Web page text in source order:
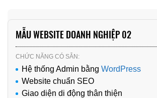
MẪU WEBSITE DOANH NGHIỆP 02
CHỨC NĂNG CÓ SẴN:
Hệ thống Admin bằng WordPress
Website chuẩn SEO
Giao diện di động thân thiện